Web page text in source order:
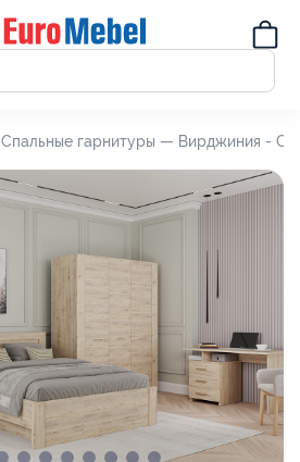
Спальные гарнитуры — Вирджиния - С/